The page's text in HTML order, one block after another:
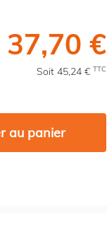
37,70 €
Soit 45,24 € TTC
au panier